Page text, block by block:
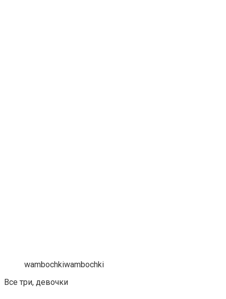
wambochkiwambochki
Все три, девочки